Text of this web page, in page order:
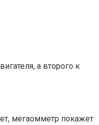
а второго к
мегаомметр покажет